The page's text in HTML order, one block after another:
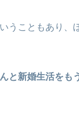
うこともあり
と新婚生活をも